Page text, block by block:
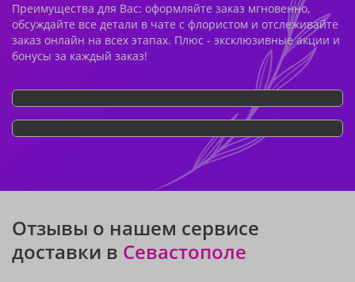
Преимущества для Вас: оформляйте заказ мгновенно,
обсуждайте все детали в чате с флористом и отслеживайте
заказ онлайн на всех этапах. Плюс - эксклюзивные акции и
бонусы за каждый заказ!
Отзывы о нашем сервисе
доставки в Севастополе